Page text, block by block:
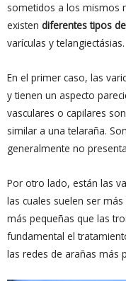
sometidos a los mismos
existen diferentes tipos
varículas y telangiectásias.
En el primer caso, las
y tienen un aspecto
vasculares o capilares
similar a una telaraña.
generalmente no
Por otro lado, están las
las cuales suelen ser
más pequeñas que las
fundamental el
las redes de arañas más